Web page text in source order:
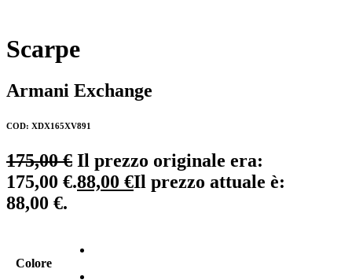
Scarpe
Armani Exchange
COD: XDX165XV891
175,00€ Il prezzo originale era:
175,00 €.88,00 €Il prezzo attuale è:
88,00 €.
Colore